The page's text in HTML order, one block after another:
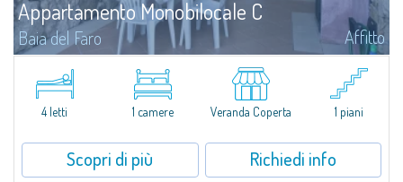
Appartamento Monobilocale C
Baia del Faro Affitto
Novità 2026: Aria Condizionata e Piani a Induzione.A soli 500 mt. dal centro
abitato di Palau e a meno di 350 mt. dal mare, il complesso residenziale di
Baia del Faro si compone di 18 unità in affitto, alcune delle...
4 letti
1 camere Veranda Coperta 1 piani
Scopri di più Richiedi info